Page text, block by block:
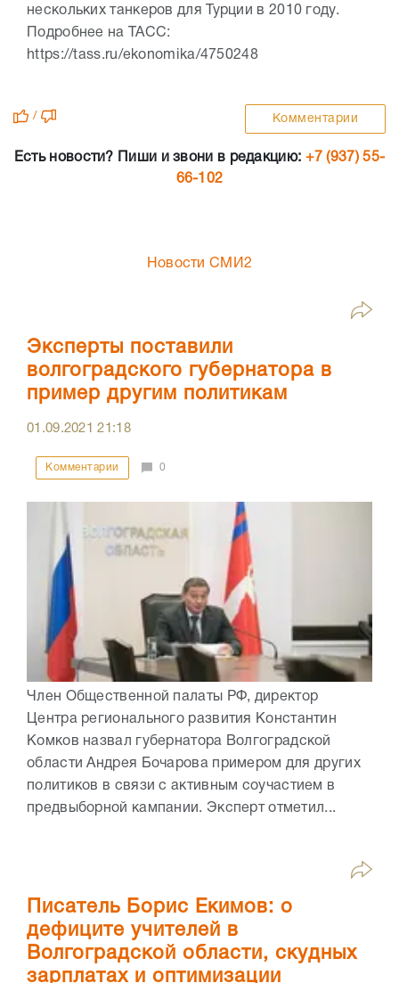
нескольких танкеров для Турции в 2010 году.
Подробнее на ТАСС:
https://tass.ru/ekonomika/4750248
/ Комментарии
Есть новости? Пиши и звони в редакцию: +7 (937) 55-
66-102
Новости СМИ2
Эксперты поставили
волгоградского губернатора в
пример другим политикам
01.09.202121:18
Комментарии 0
Член Общественной палаты РФ, директор
Центра регионального развития Константин
Комков назвал губернатора Волгоградской
области Андрея Бочарова примером для других
политиков в связи с активным соучастием в
предвыборной кампании. Эксперт отметил...
Писатель Борис Екимов: о
дефиците учителей в
Волгоградской области, скудных
зарплатах и оптимизации